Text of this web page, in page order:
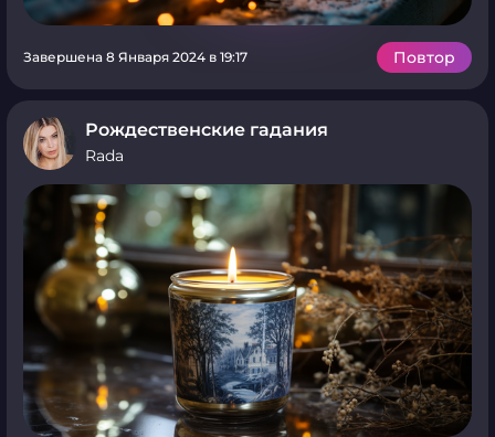
Завершена 8 Января 2024 в 19:17 Повтор
Рождественские гадания
Rada